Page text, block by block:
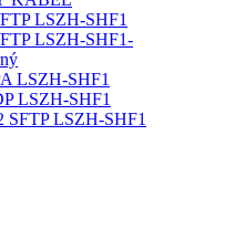
LSZH-SHF1
LSZH-SHF1-
LSZH-SHF1
LSZH-SHF1
SFTP LSZH-SHF1